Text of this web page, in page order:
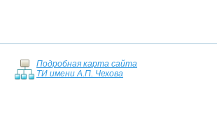
Подробная карта сайта
ТИ имени А.П. Чехова